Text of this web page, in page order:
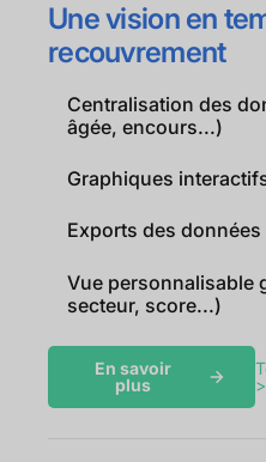
Une vision en
recouvrement
Centralisation des
âgée, encours...)
Graphiques
Exports des données
Vue personnalisable
secteur, score...)
En savoir
plus
>